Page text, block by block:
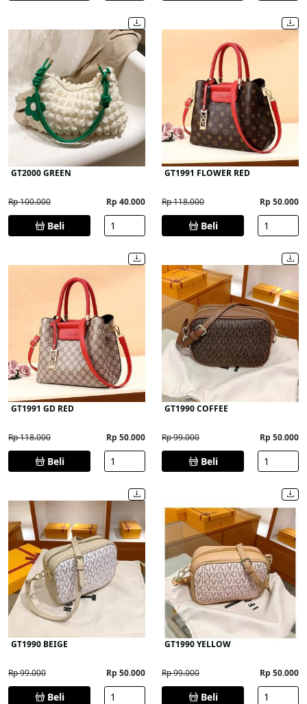
GT2000 GREEN
Rp 100.000 Rp 40.000
Beli
GT1991 FLOWER RED
Rp 118.000 Rp 50.000
Beli
GT1991 GD RED
Rp 118.000 Rp 50.000
Beli
GT1990 COFFEE
Rp 99.000 Rp 50.000
Beli
GT1990 BEIGE
Rp 99.000 Rp 50.000
Beli
GT1990 YELLOW
Rp 99.000 Rp 50.000
Beli